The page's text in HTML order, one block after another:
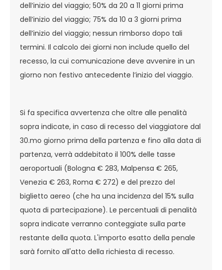
dell’inizio del viaggio; 50% da 20 a 11 giorni prima
dell’inizio del viaggio; 75% da 10 a 3 giorni prima
dell’inizio del viaggio; nessun rimborso dopo tali
termini. Il calcolo dei giorni non include quello del
recesso, la cui comunicazione deve avvenire in un
giorno non festivo antecedente l’inizio del viaggio.
Si fa specifica avvertenza che oltre alle penalità
sopra indicate, in caso di recesso del viaggiatore dal
30.mo giorno prima della partenza e fino alla data di
partenza, verrà addebitato il 100% delle tasse
aeroportuali (Bologna € 283, Malpensa € 265,
Venezia € 263, Roma € 272) e del prezzo del
biglietto aereo (che ha una incidenza del 15% sulla
quota di partecipazione). Le percentuali di penalità
sopra indicate verranno conteggiate sulla parte
restante della quota. L'importo esatto della penale
sarà fornito all'atto della richiesta di recesso.